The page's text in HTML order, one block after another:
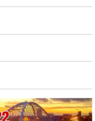
nghĩa vụ Quân sự?
mầm sự sống!
Thái Hè năm 2026.